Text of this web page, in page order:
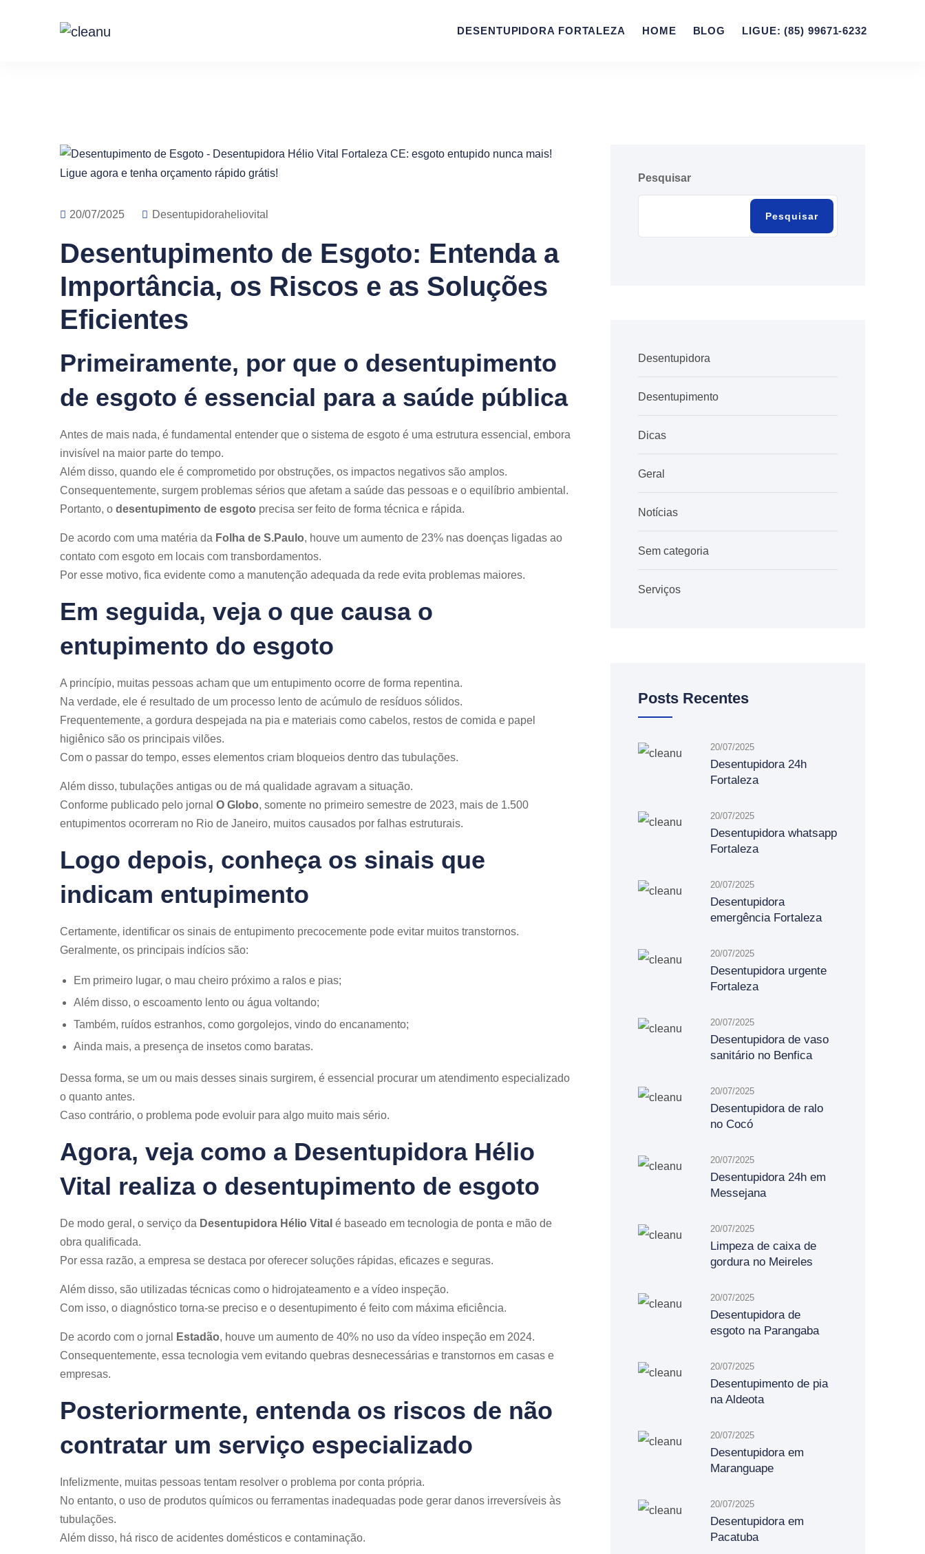
DESENTUPIDORA FORTALEZA HOME BLOG LIGUE: (85) 99671-6232
20/07/2025 Desentupidoraheliovital
Desentupimento de Esgoto: Entenda a
Importância, os Riscos e as Soluções
Eficientes
Primeiramente, por que o desentupimento
de esgoto é essencial para a saúde pública
Antes de mais nada, é fundamental entender que o sistema de esgoto é uma estrutura essencial, embora
invisível na maior parte do tempo.
Além disso, quando ele é comprometido por obstruções, os impactos negativos são amplos.
Consequentemente, surgem problemas sérios que afetam a saúde das pessoas e o equilíbrio ambiental.
Portanto, o desentupimento de esgoto precisa ser feito de forma técnica e rápida.
De acordo com uma matéria da Folha de S.Paulo, houve um aumento de 23% nas doenças ligadas ao
contato com esgoto em locais com transbordamentos.
Por esse motivo, fica evidente como a manutenção adequada da rede evita problemas maiores.
Em seguida, veja o que causa o
entupimento do esgoto
A princípio, muitas pessoas acham que um entupimento ocorre de forma repentina.
Na verdade, ele é resultado de um processo lento de acúmulo de resíduos sólidos.
Frequentemente, a gordura despejada na pia e materiais como cabelos, restos de comida e papel
higiênico são os principais vilões.
Com o passar do tempo, esses elementos criam bloqueios dentro das tubulações.
Além disso, tubulações antigas ou de má qualidade agravam a situação.
Conforme publicado pelo jornal O Globo, somente no primeiro semestre de 2023, mais de 1.500
entupimentos ocorreram no Rio de Janeiro, muitos causados por falhas estruturais.
Logo depois, conheça os sinais que
indicam entupimento
Certamente, identificar os sinais de entupimento precocemente pode evitar muitos transtornos.
Geralmente, os principais indícios são:
Em primeiro lugar, o mau cheiro próximo a ralos e pias;
Além disso, o escoamento lento ou água voltando;
Também, ruídos estranhos, como gorgolejos, vindo do encanamento;
Ainda mais, a presença de insetos como baratas.
Dessa forma, se um ou mais desses sinais surgirem, é essencial procurar um atendimento especializado
o quanto antes.
Caso contrário, o problema pode evoluir para algo muito mais sério.
Agora, veja como a Desentupidora Hélio
Vital realiza o desentupimento de esgoto
De modo geral, o serviço da Desentupidora Hélio Vital é baseado em tecnologia de ponta e mão de
obra qualificada.
Por essa razão, a empresa se destaca por oferecer soluções rápidas, eficazes e seguras.
Além disso, são utilizadas técnicas como o hidrojateamento e a vídeo inspeção.
Com isso, o diagnóstico torna-se preciso e o desentupimento é feito com máxima eficiência.
De acordo com o jornal Estadão, houve um aumento de 40% no uso da vídeo inspeção em 2024.
Consequentemente, essa tecnologia vem evitando quebras desnecessárias e transtornos em casas e
empresas.
Posteriormente, entenda os riscos de não
contratar um serviço especializado
Infelizmente, muitas pessoas tentam resolver o problema por conta própria.
No entanto, o uso de produtos químicos ou ferramentas inadequadas pode gerar danos irreversíveis às
tubulações.
Além disso, há risco de acidentes domésticos e contaminação.
Pesquisar
Pesquisar
Desentupidora
Desentupimento
Dicas
Geral
Notícias
Sem categoria
Serviços
Posts Recentes
20/07/2025
Desentupidora 24h
Fortaleza
20/07/2025
Desentupidora whatsapp
Fortaleza
20/07/2025
Desentupidora
emergência Fortaleza
20/07/2025
Desentupidora urgente
Fortaleza
20/07/2025
Desentupidora de vaso
sanitário no Benfica
20/07/2025
Desentupidora de ralo
no Cocó
20/07/2025
Desentupidora 24h em
Messejana
20/07/2025
Limpeza de caixa de
gordura no Meireles
20/07/2025
Desentupidora de
esgoto na Parangaba
20/07/2025
Desentupimento de pia
na Aldeota
20/07/2025
Desentupidora em
Maranguape
20/07/2025
Desentupidora em
Pacatuba